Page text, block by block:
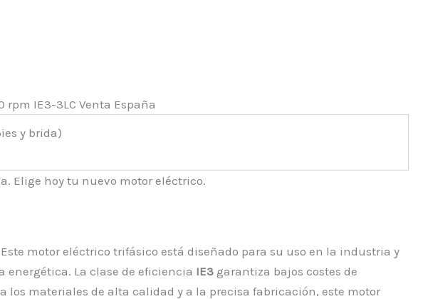
y brida)
Elige hoy tu nuevo motor eléctrico.
motor eléctrico trifásico está diseñado para su uso en la industria y
La clase de eficiencia IE3 garantiza bajos costes de
materiales de alta calidad y a la precisa fabricación, este motor